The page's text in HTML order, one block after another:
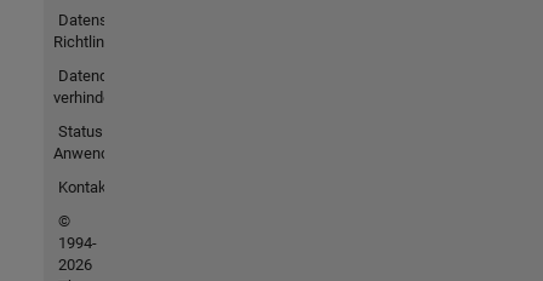
Datenschutz-
Richtlinien
Datendiebstahl
verhindern
Status von
Anwendungen
Kontakt
©
1994-
2026